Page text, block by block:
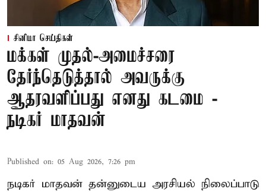
சினிமா செய்திகள்
மக்கள் முதல்-அமைச்சரை
தேர்ந்தெடுத்தால் அவருக்கு
ஆதரவளிப்பது எனது கடமை -
நடிகர் மாதவன்
Published on: 05 Aug 2026, 7:26 pm
நடிகர் மாதவன் தன்னுடைய அரசியல் நிலைப்பாடு